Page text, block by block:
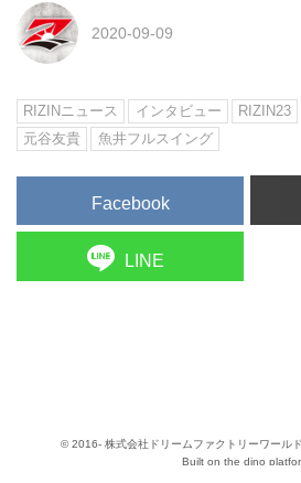
2020-09-09
RIZINニュース インタビュー RIZIN23
元谷友貴
魚井フルスイング
Facebook
LINE
© 2016- 株式会社ドリームファクトリーワール
Built on the dino